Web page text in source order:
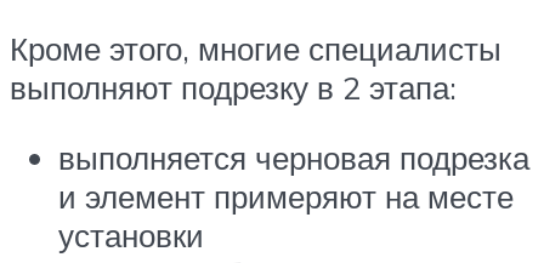
Кроме этого, многие специалисты
выполняют подрезку в 2 этапа:
выполняется черновая подрезка
и элемент примеряют на месте
установки